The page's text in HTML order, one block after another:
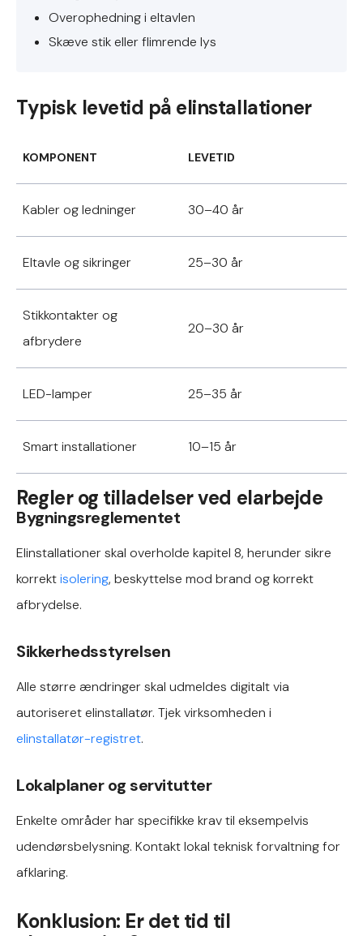
Overophedning i eltavlen
Skæve stik eller flimrende lys
Typisk levetid på elinstallationer
KOMPONENT LEVETID
Kabler og ledninger 30–40 år
Eltavle og sikringer 25–30 år
Stikkontakter og
afbrydere
20–30 år
LED-lamper 25–35 år
Smart installationer 10–15 år
Regler og tilladelser ved elarbejde
Bygningsreglementet
Elinstallationer skal overholde kapitel 8, herunder sikre
korrektisolering, beskyttelse mod brand og korrekt
afbrydelse.
Sikkerhedsstyrelsen
Alle større ændringer skal udmeldes digitalt via
autoriseret elinstallatør. Tjek virksomheden i
elinstallatør-registret.
Lokalplaner og servitutter
Enkelte områder har specifikke krav til eksempelvis
udendørsbelysning. Kontakt lokal teknisk forvaltning for
afklaring.
Konklusion: Er det tid til